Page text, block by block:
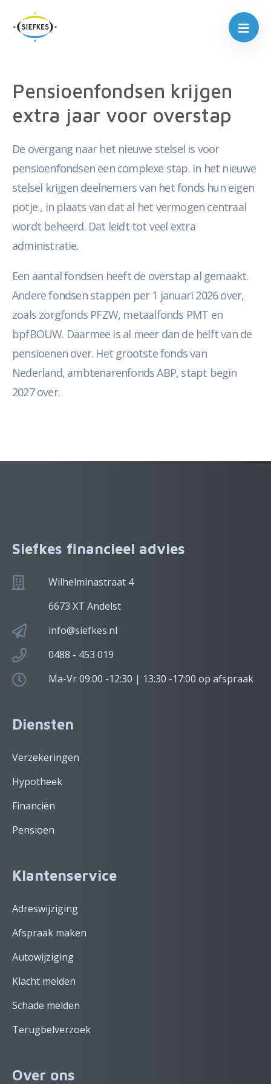
Pensioenfondsen krijgen
extra jaar voor overstap
De overgang naar het nieuwe stelsel is voor
pensioenfondsen een complexe stap. In het nieuwe
stelsel krijgen deelnemers van het fonds hun eigen
potje , in plaats van dat al het vermogen centraal
wordt beheerd. Dat leidt tot veel extra
administratie.
Een aantal fondsen heeft de overstap al gemaakt.
Andere fondsen stappen per 1 januari 2026 over,
zoals zorgfonds PFZW, metaalfonds PMT en
bpfBOUW. Daarmee is al meer dan de helft van de
pensioenen over. Het grootste fonds van
Nederland, ambtenarenfonds ABP, stapt begin
2027 over.
Siefkes financieel advies
Wilhelminastraat 4
6673 XT Andelst
info@siefkes.nl
0488 - 453 019
Ma-Vr 09:00 -12:30 | 13:30 -17:00 op afspraak
Diensten
Verzekeringen
Hypotheek
Financiën
Pensioen
Klantenservice
Adreswijziging
Afspraak maken
Autowijziging
Klacht melden
Schade melden
Terugbelverzoek
Over ons